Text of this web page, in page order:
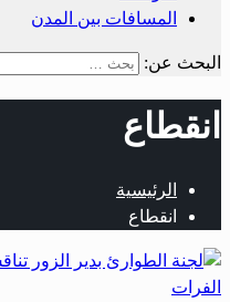
المسافات بين المدن
البحث عن:
انقطاع
الرئيسية
انقطاع